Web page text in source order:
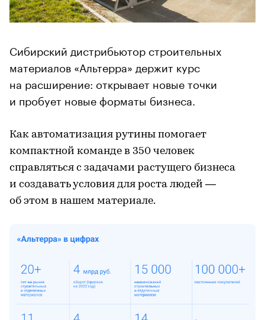
Сибирский дистрибьютор строительных
материалов «Альтерра» держит курс
на расширение: открывает новые точки
и пробует новые форматы бизнеса.
Как автоматизация рутины помогает
компактной команде в 350 человек
справляться с задачами растущего бизнеса
и создавать условия для роста людей —
об этом в нашем материале.